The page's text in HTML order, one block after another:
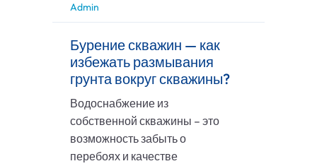
Admin
Бурение скважин — как
избежать размывания
грунта вокруг скважины?
Водоснабжение из
собственной скважины – это
возможность забыть о
перебоях и качестве